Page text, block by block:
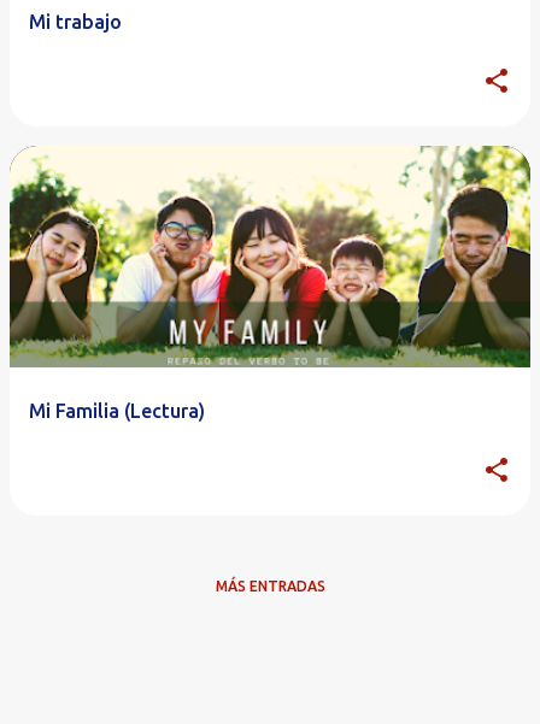
Mi trabajo
Mi Familia (Lectura)
MÁS ENTRADAS